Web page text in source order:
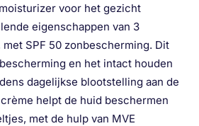
voor het gezicht
eigenschappen van 3
SPF 50 zonbescherming. Dit
en het intact houden
dagelijkse blootstelling aan de
helpt de huid beschermen
met de hulp van MVE